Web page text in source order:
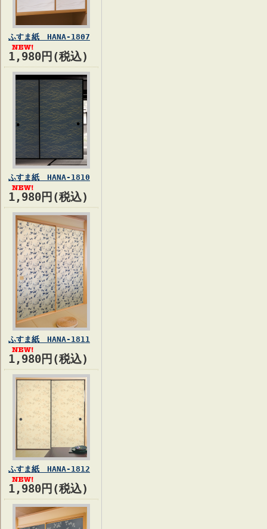
ふすま紙 HANA-1807
1,980円(税込)
ふすま紙 HANA-1810
1,980円(税込)
ふすま紙 HANA-1811
1,980円(税込)
ふすま紙 HANA-1812
1,980円(税込)